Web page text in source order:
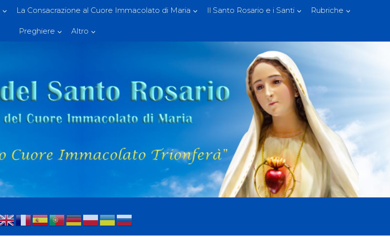
La Consacrazione al Cuore Immacolato di Maria Il Santo Rosario e i Santi Rubriche
Preghiere Altro